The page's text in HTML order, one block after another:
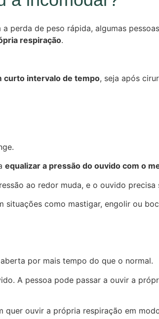
perda de peso rápida, algumas
respiração.
curto intervalo de tempo, seja após
equalizar a pressão do ouvido com o
ao redor muda, e o ouvido precisa
situações como mastigar, engolir ou
por mais tempo do que o normal.
A pessoa pode passar a ouvir a
quer ouvir a própria respiração em